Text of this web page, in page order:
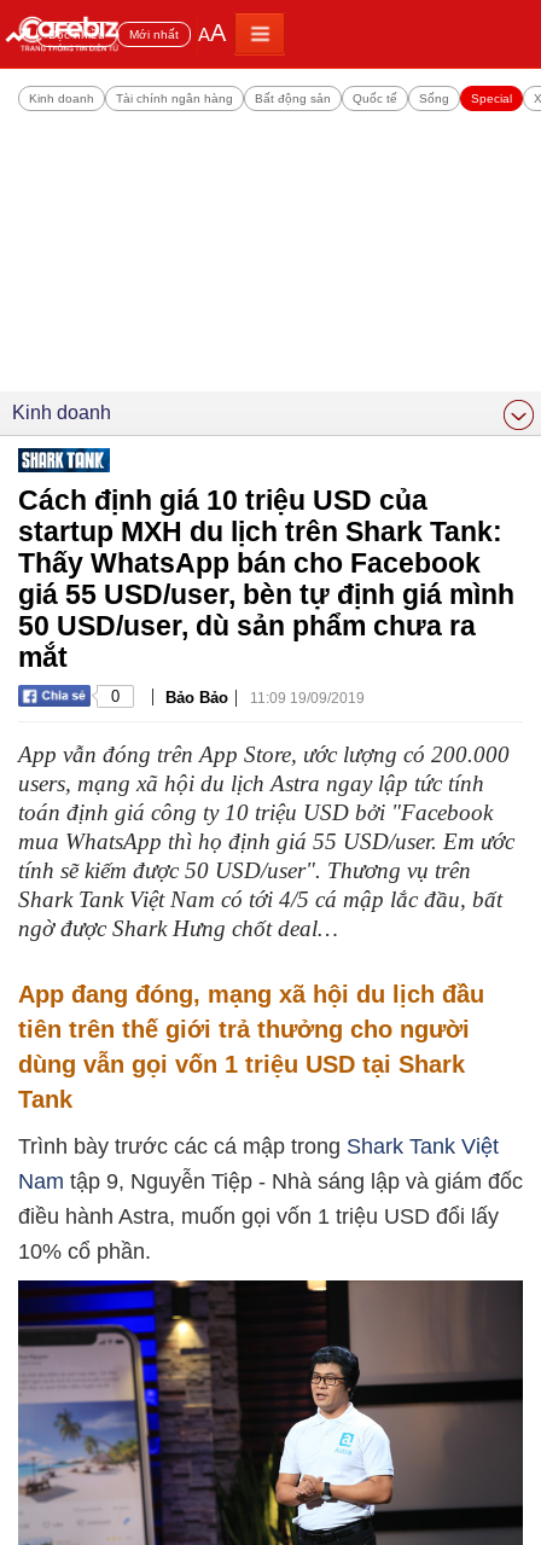
Đọc nhiều Mới nhất AA
Kinh doanh Tài chính ngân hàng Bất động sản Quốc tế Sống Special
Kinh doanh
Cách định giá 10 triệu USD của
startup MXH du lịch trên Shark Tank:
Thấy WhatsApp bán cho Facebook
giá 55 USD/user, bèn tự định giá mình
50 USD/user, dù sản phẩm chưa ra
mắt
0 | Bảo Bảo | 11:09 19/09/2019
App vẫn đóng trên App Store, ước lượng có 200.000
users, mạng xã hội du lịch Astra ngay lập tức tính
toán định giá công ty 10 triệu USD bởi "Facebook
mua WhatsApp thì họ định giá 55 USD/user. Em ước
tính sẽ kiếm được 50 USD/user". Thương vụ trên
Shark Tank Việt Nam có tới 4/5 cá mập lắc đầu, bất
ngờ được Shark Hưng chốt deal…
App đang đóng, mạng xã hội du lịch đầu
tiên trên thế giới trả thưởng cho người
dùng vẫn gọi vốn 1 triệu USD tại Shark
Tank
Trình bày trước các cá mập trong Shark Tank Việt
Nam tập 9, Nguyễn Tiệp - Nhà sáng lập và giám đốc
điều hành Astra, muốn gọi vốn 1 triệu USD đổi lấy
10% cổ phần.